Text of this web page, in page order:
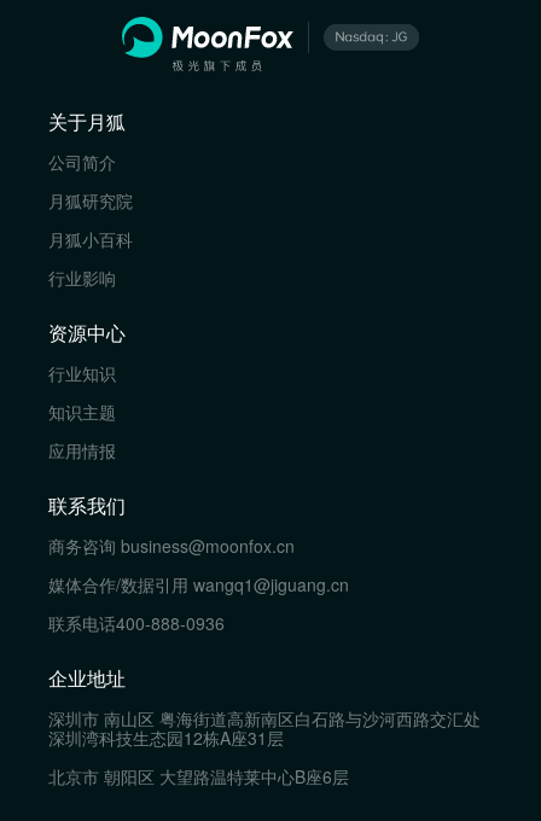
关于月狐
公司简介
月狐研究院
月狐小百科
行业影响
资源中心
行业知识
知识主题
应用情报
联系我们
商务咨询 business@moonfox.cn
媒体合作/数据引用 wangq1@jiguang.cn
联系电话400-888-0936
企业地址
深圳市 南山区 粤海街道高新南区白石路与沙河西路交汇处
深圳湾科技生态园12栋A座31层
北京市 朝阳区 大望路温特莱中心B座6层